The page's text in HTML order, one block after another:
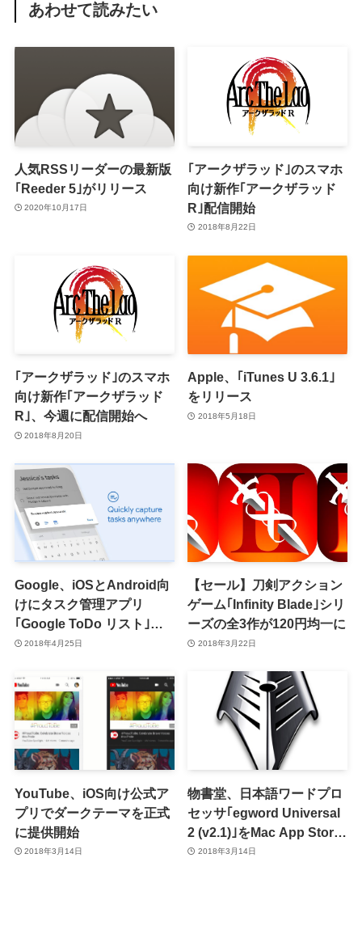
あわせて読みたい
人気RSSリーダーの最新版
｢Reeder 5｣がリリース
2020年10月17日
｢アークザラッド｣のスマホ
向け新作｢アークザラッド
R｣配信開始
2018年8月22日
｢アークザラッド｣のスマホ
向け新作｢アークザラッド
R｣、今週に配信開始へ
2018年8月20日
Apple、｢iTunes U 3.6.1｣
をリリース
2018年5月18日
Google、iOSとAndroid向
けにタスク管理アプリ
｢Google ToDo リスト｣を
リリース
2018年4月25日
【セール】刀剣アクション
ゲーム｢Infinity Blade｣シリ
ーズの全3作が120円均一に
2018年3月22日
YouTube、iOS向け公式ア
プリでダークテーマを正式
に提供開始
2018年3月14日
物書堂、日本語ワードプロ
セッサ｢egword Universal
2 (v2.1)｣をMac App Store
で販売開始 ｰ 4月30日まで
2018年3月14日